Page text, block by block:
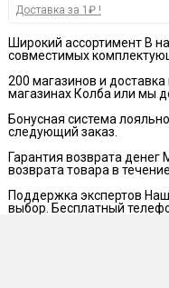
Доставка за 1₽ !
Широкий ассортимент В
совместимых
200 магазинов и доставка
магазинах Колба или мы
Бонусная система
следующий заказ.
Гарантия возврата денег
возврата товара в
Поддержка экспертов
выбор. Бесплатный